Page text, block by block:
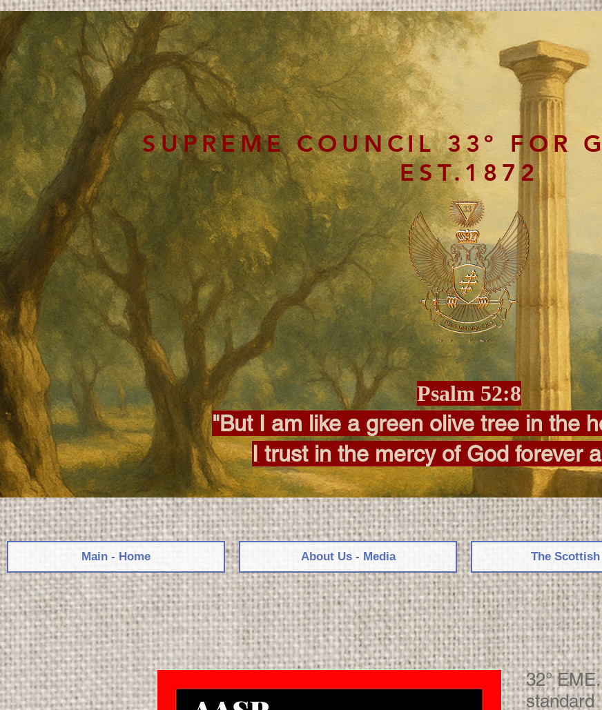
SUPREME COUNCIL 33º FOR
EST.1872
Psalm 52:8
"But I am like a green olive tree in the
I trust in the mercy of God forever
Main - Home About Us - Media The
32°
standard